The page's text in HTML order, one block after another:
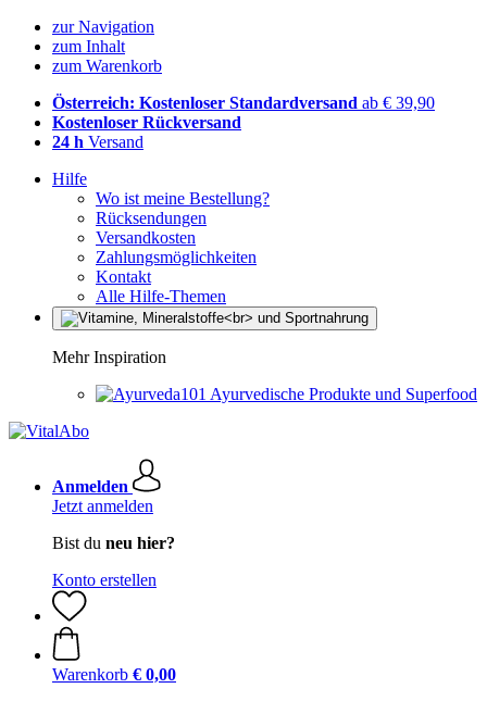
zur Navigation
zum Inhalt
zum Warenkorb
Österreich: Kostenloser Standardversand ab € 39,90
Kostenloser Rückversand
24 h Versand
Hilfe
Wo ist meine Bestellung?
Rücksendungen
Versandkosten
Zahlungsmöglichkeiten
Kontakt
Alle Hilfe-Themen
Mehr Inspiration
Ayurvedische Produkte und Superfood
Anmelden
Jetzt anmelden
Bist du neu hier?
Konto erstellen
Warenkorb € 0,00